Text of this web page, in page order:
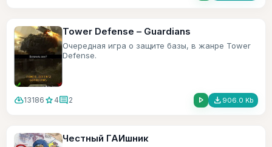
Tower Defense – Guardians
Очередная игра о защите базы, в жанре Tower
Defense.
cloud_download13186 star 4comment2 play_arrow file_download 906.0 Kb
Честный ГАИшник